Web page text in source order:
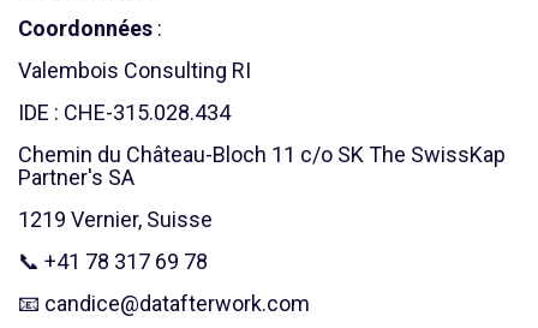
Coordonnées :
Valembois Consulting RI
IDE : CHE-315.028.434
Chemin du Château-Bloch 11 c/o SK The SwissKap
Partner's SA
1219 Vernier, Suisse
📞 +41 78 317 69 78
📧 candice@datafterwork.com